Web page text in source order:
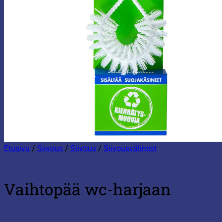
Etusivu / Siivous / Siivous / Siivousvälineet
Vaihtopää wc-harjaan